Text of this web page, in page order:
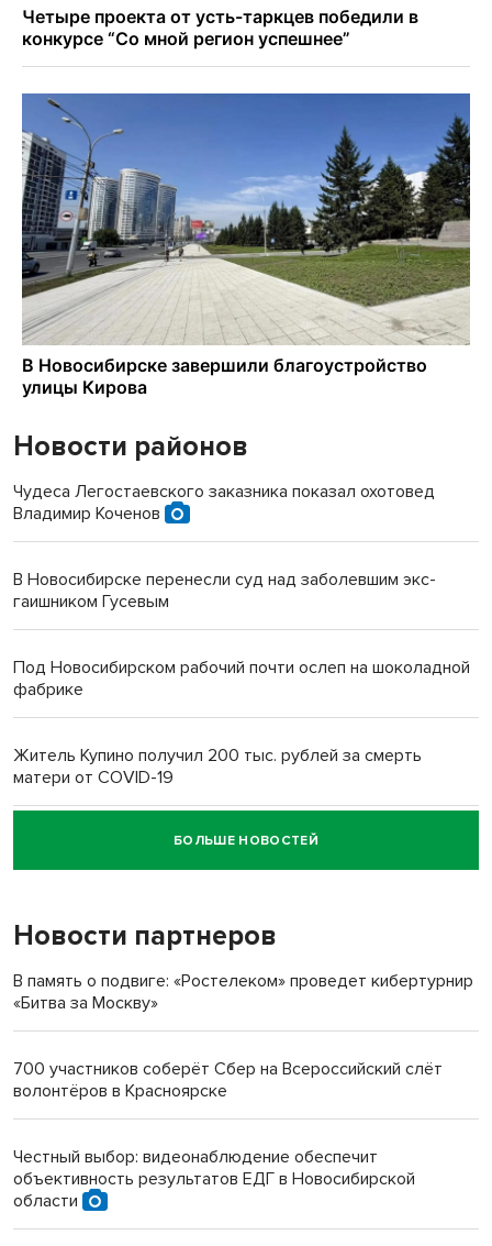
Новости районов
Чудеса Легостаевского заказника показал охотовед
Владимир Коченов
В Новосибирске перенесли суд над заболевшим экс-
гаишником Гусевым
Под Новосибирском рабочий почти ослеп на шоколадной
фабрике
Житель Купино получил 200 тыс. рублей за смерть
матери от COVID-19
Новосибирский суд наказал водителя за смерть
пенсионерки на вокзале
«Мы живём на пастбище!»: в новосибирском селе лошади
терроризируют жителей
Обновлённое отделение ВТБ открылось в Искитиме
БОЛЬШЕ НОВОСТЕЙ
Новости партнеров
В память о подвиге: «Ростелеком» проведет кибертурнир
«Битва за Москву»
700 участников соберёт Сбер на Всероссийский слёт
волонтёров в Красноярске
Честный выбор: видеонаблюдение обеспечит
объективность результатов ЕДГ в Новосибирской
области